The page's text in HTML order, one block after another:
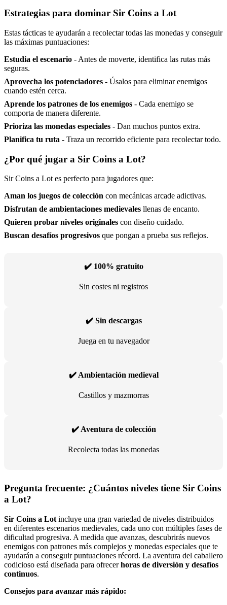
Estrategias para dominar Sir Coins a Lot
Estas tácticas te ayudarán a recolectar todas las monedas y conseguir
las máximas puntuaciones:
Estudia el escenario - Antes de moverte, identifica las rutas más
seguras.
Aprovecha los potenciadores - Úsalos para eliminar enemigos
cuando estén cerca.
Aprende los patrones de los enemigos - Cada enemigo se
comporta de manera diferente.
Prioriza las monedas especiales - Dan muchos puntos extra.
Planifica tu ruta - Traza un recorrido eficiente para recolectar todo.
¿Por qué jugar a Sir Coins a Lot?
Sir Coins a Lot es perfecto para jugadores que:
Aman los juegos de colección con mecánicas arcade adictivas.
Disfrutan de ambientaciones medievales llenas de encanto.
Quieren probar niveles originales con diseño cuidado.
Buscan desafíos progresivos que pongan a prueba sus reflejos.
✔️ 100% gratuito
Sin costes ni registros
✔️ Sin descargas
Juega en tu navegador
✔️ Ambientación medieval
Castillos y mazmorras
✔️ Aventura de colección
Recolecta todas las monedas
Pregunta frecuente: ¿Cuántos niveles tiene Sir Coins
a Lot?
Sir Coins a Lot incluye una gran variedad de niveles distribuidos
en diferentes escenarios medievales, cada uno con múltiples fases de
dificultad progresiva. A medida que avanzas, descubrirás nuevos
enemigos con patrones más complejos y monedas especiales que te
ayudarán a conseguir puntuaciones récord. La aventura del caballero
codicioso está diseñada para ofrecerhoras de diversión y desafíos
continuos.
Consejos para avanzar más rápido: